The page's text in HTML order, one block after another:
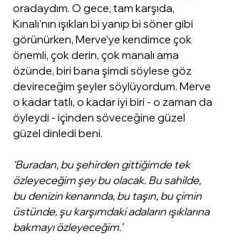
oradaydım. O gece, tam karşıda,
Kınalı’nın ışıkları bi yanıp bi söner gibi
görünürken, Merve’ye kendimce çok
önemli, çok derin, çok manalı ama
özünde, biri bana şimdi söylese göz
devireceğim şeyler söylüyordum. Merve
o kadar tatlı, o kadar iyi biri - o zaman da
öyleydi - içinden söveceğine güzel
güzel dinledi beni.
‘Buradan, bu şehirden gittiğimde tek
özleyeceğim şey bu olacak. Bu sahilde,
bu denizin kenarında, bu taşın, bu çimin
üstünde, şu karşımdaki adaların ışıklarına
bakmayı özleyeceğim.’